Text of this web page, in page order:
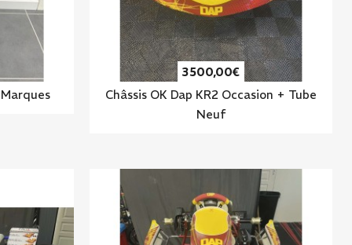
3 500,00€
Châssis OK Dap KR2 Occasion + Tube
Neuf